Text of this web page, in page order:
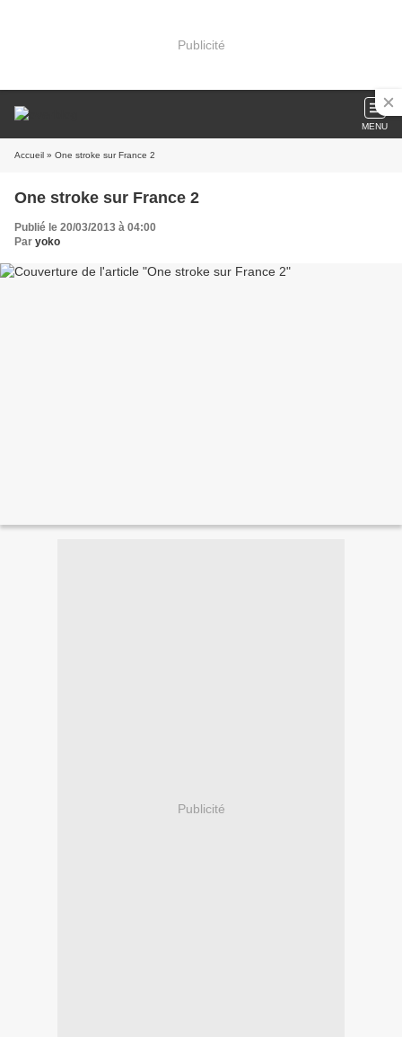
Publicité
MENU
Accueil » One stroke sur France 2
One stroke sur France 2
Publié le 20/03/2013 à 04:00
Par yoko
Publicité